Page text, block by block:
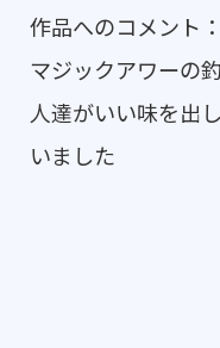
作品へのコメント：
マジックアワーの
人達がいい味を出
いました